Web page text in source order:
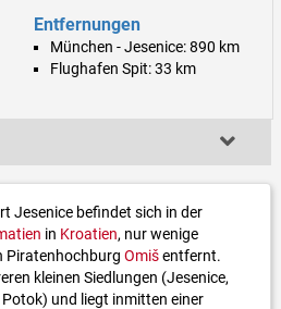
Entfernungen
München - Jesenice: 890 km
Flughafen Spit: 33 km
Jesenice befindet sich in der
in Kroatien, nur wenige
Piratenhochburg Omišentfernt.
kleinen Siedlungen (Jesenice,
Potok) und liegt inmitten einer